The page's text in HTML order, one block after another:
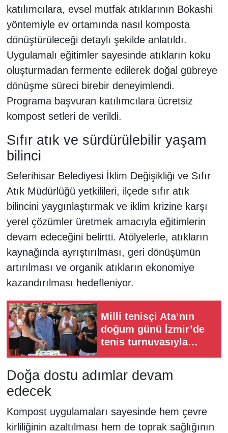
katılımcılara, evsel mutfak atıklarının Bokashi
yöntemiyle ev ortamında nasıl komposta
dönüştürüleceği detaylı şekilde anlatıldı.
Uygulamalı eğitimler sayesinde atıkların koku
oluşturmadan fermente edilerek doğal gübreye
dönüşme süreci birebir deneyimlendi.
Programa başvuran katılımcılara ücretsiz
kompost setleri de verildi.
Sıfır atık ve sürdürülebilir yaşam
bilinci
Seferihisar Belediyesi İklim Değişikliği ve Sıfır
Atık Müdürlüğü yetkilileri, ilçede sıfır atık
bilincini yaygınlaştırmak ve iklim krizine karşı
yerel çözümler üretmek amacıyla eğitimlerin
devam edeceğini belirtti. Atölyelerle, atıkların
kaynağında ayrıştırılması, geri dönüşümün
artırılması ve organik atıkların ekonomiye
kazandırılması hedefleniyor.
Milli tenisçi Ata’nın
doğum günü İzmir’de
tenis turnuvasıyla
Doğa dostu adımlar devam
edecek
Kompost uygulamaları sayesinde hem çevre
kirliliğinin azaltılması hem de toprak sağlığının